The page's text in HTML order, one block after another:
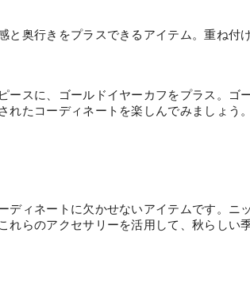
と奥行きをプラスできるアイテム。重ね
スに、ゴールドイヤーカフをプラス。
たコーディネートを楽しんでみましょう
ィネートに欠かせないアイテムです。
れらのアクセサリーを活用して、秋らし